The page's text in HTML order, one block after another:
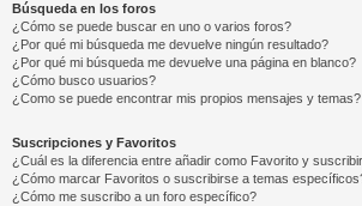
Búsqueda en los foros
¿Cómo se puede buscar en uno o varios foros?
¿Por qué mi búsqueda me devuelve ningún resultado?
¿Por qué mi búsqueda me devuelve una página en blanco?
¿Cómo busco usuarios?
¿Como se puede encontrar mis propios mensajes y temas?
Suscripciones y Favoritos
¿Cuál es la diferencia entre añadir como Favorito y
¿Cómo marcar Favoritos o suscribirse a temas
¿Cómo me suscribo a un foro específico?